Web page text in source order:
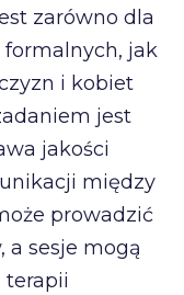
zarówno dla
jak
i kobiet
jest
jakości
między
prowadzić
a sesje mogą
terapii